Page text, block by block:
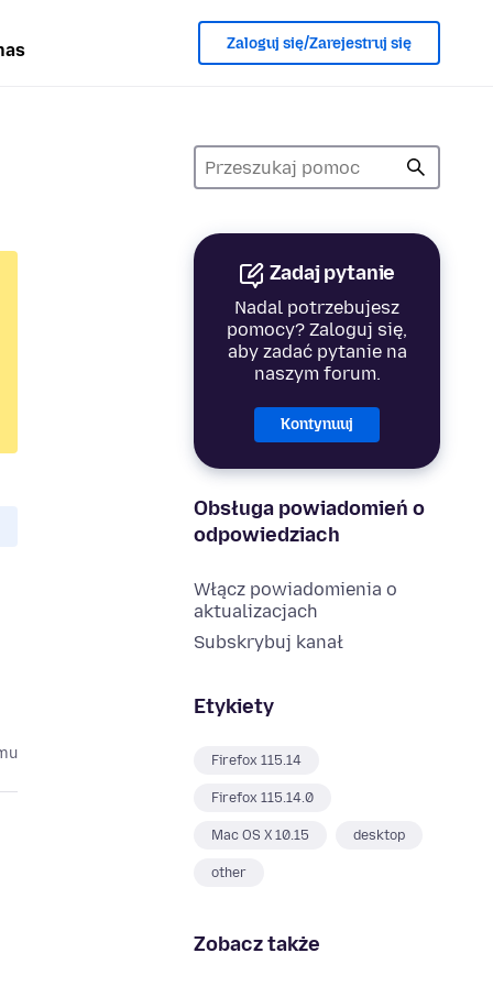
Zaloguj się/Zarejestruj się
Zadaj pytanie
Nadal potrzebujesz
pomocy? Zaloguj się,
aby zadać pytanie na
naszym forum.
Kontynuuj
Obsługa powiadomień o
odpowiedziach
Włącz powiadomienia o
aktualizacjach
Subskrybuj kanał
Etykiety
Firefox 115.14
Firefox 115.14.0
Mac OS X 10.15 desktop
other
Zobacz także